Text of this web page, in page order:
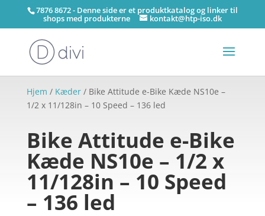
7876 8672 - Denne side er et produktkatalog og linker til
shops med produkterne kontakt@htp-iso.dk
Hjem / Kæder/ Bike Attitude e-Bike Kæde NS10e –
1/2 x 11/128in – 10 Speed – 136 led
Bike Attitude e-Bike
Kæde NS10e – 1/2 x
11/128in – 10 Speed
– 136 led